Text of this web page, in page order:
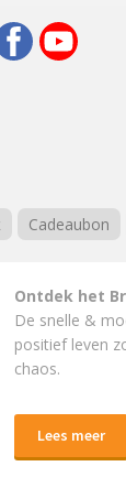
Cadeaubon
Ontdek het
De snelle &
positief leven
chaos.
Lees meer